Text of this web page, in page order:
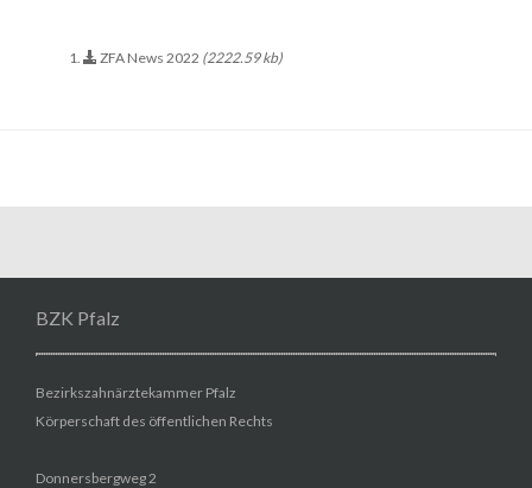
ZFA News 2022 (2222.59 kb)
BZK Pfalz
Bezirkszahnärztekammer Pfalz
Körperschaft des öffentlichen Rechts
Donnersbergweg 2